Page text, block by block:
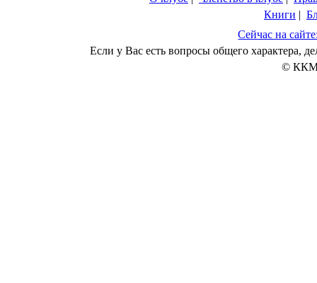
Книги |
Сейчас на
Если у Вас есть вопросы общего характера,
© ККМ